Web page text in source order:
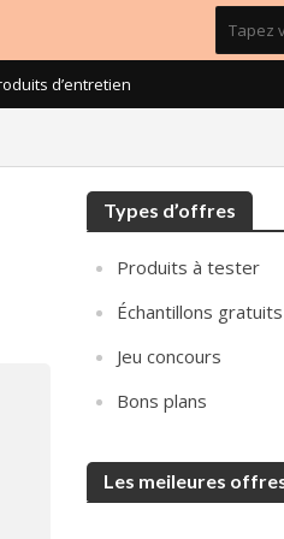
d’entretien
Types d’offres
Produits à tester
Échantillons gratuits
Jeu concours
Bons plans
Les meileures